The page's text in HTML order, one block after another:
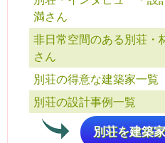
満さん
非日常空間のある別荘・
さん
別荘の得意な建築家一覧
別荘の設計事例一覧
別荘を建築